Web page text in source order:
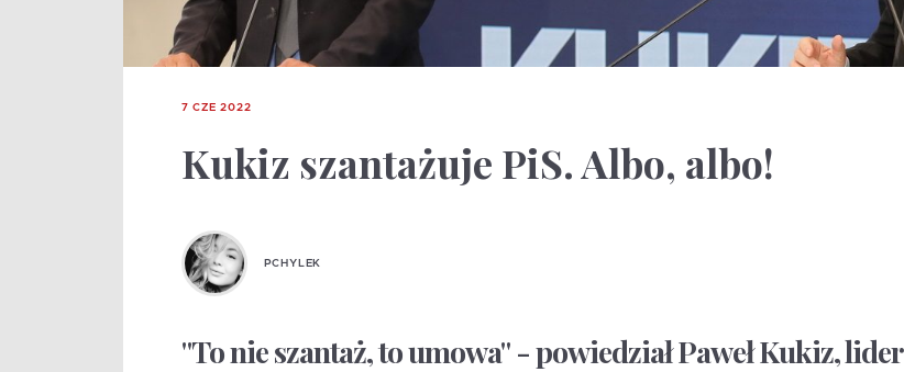
7 CZE 2022
Kukiz szantażuje PiS. Albo, albo!
PCHYLEK
"To nie szantaż, to umowa" - powiedział Paweł Kukiz, lider